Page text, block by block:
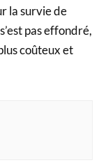
la survie de
pas effondré,
coûteux et